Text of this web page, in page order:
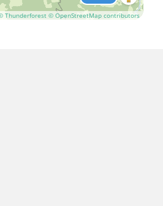
Thunderforest © OpenStreetMap contributors